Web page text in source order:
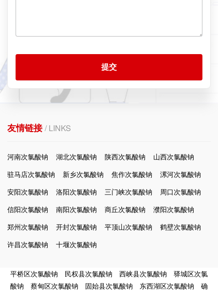
提交
友情链接/ LINKS
河南次氯酸钠 湖北次氯酸钠 陕西次氯酸钠
山西次氯酸钠
驻马店次氯酸钠
新乡次氯酸钠 焦作次氯酸钠
漯河次氯酸钠
安阳次氯酸钠
洛阳次氯酸钠 三门峡次氯酸钠
周口次氯酸钠
信阳次氯酸钠
南阳次氯酸钠 商丘次氯酸钠
濮阳次氯酸钠
郑州次氯酸钠
开封次氯酸钠 平顶山次氯酸钠
鹤壁次氯酸钠
许昌次氯酸钠
十堰次氯酸钠
平桥区次氯酸钠 民权县次氯酸钠 西峡县次氯酸钠
驿城区次氯
酸钠
蔡甸区次氯酸钠 固始县次氯酸钠 东西湖区次氯酸钠
确